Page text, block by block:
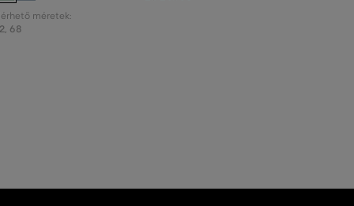
méretek:
, 68